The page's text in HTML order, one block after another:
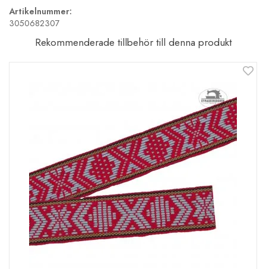
Artikelnummer:
3050682307
Rekommenderade tillbehör till denna produkt